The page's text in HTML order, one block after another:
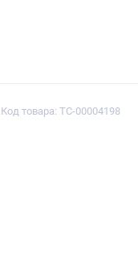
Код товара: ТС-00004198